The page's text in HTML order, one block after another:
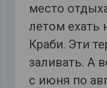
место
летом ехать
Краби. Эти
заливать. А
с июня по